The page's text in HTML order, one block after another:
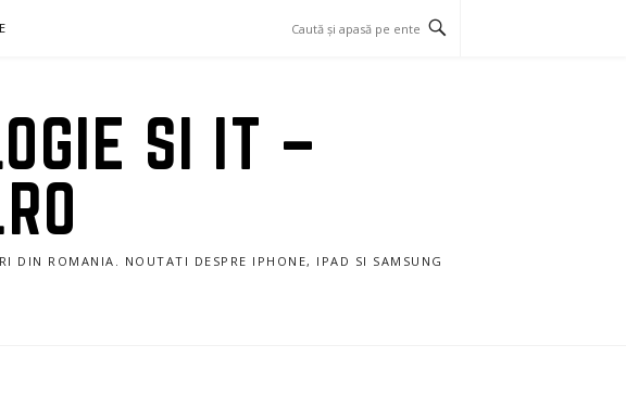
SI IT –
DIN ROMANIA. NOUTATI DESPRE IPHONE, IPAD SI SAMSUNG